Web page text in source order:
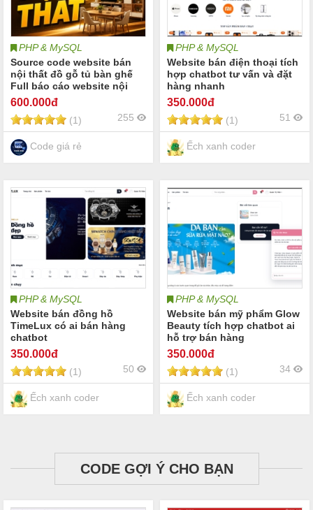
PHP & MySQL
Source code website bán
nội thất đồ gỗ tủ bàn ghế
Full báo cáo website nội
thất sofa nội thất phòng
khách phòng ngủ nội thất
phòng bếp showroom nội
thất cao cấp source code
nội thất
600.000đ
(1) 255
Code giá rẻ
PHP & MySQL
Website bán điện thoại tích
hợp chatbot tư vấn và đặt
hàng nhanh
350.000đ
(1) 51
Ếch xanh coder
PHP & MySQL
Website bán đồng hồ
TimeLux có ai bán hàng
chatbot
350.000đ
(1) 50
Ếch xanh coder
PHP & MySQL
Website bán mỹ phẩm Glow
Beauty tích hợp chatbot ai
hỗ trợ bán hàng
350.000đ
(1) 34
Ếch xanh coder
CODE GỢI Ý CHO BẠN